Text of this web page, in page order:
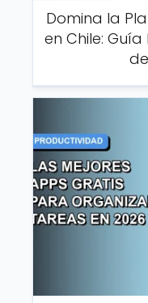
Domina la
en Chile: